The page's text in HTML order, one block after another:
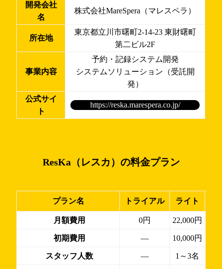
開発会社
名
株式会社MareSpera（マレスペラ）
所在地
東京都立川市曙町2-14-23 東財曙町
第二ビル2F
事業内容
予約・記録システム開発
システムソリューション（受託開
発）
公式サイ
ト
https://reska.marespera.co.jp/
ResKa（レスカ）の料金プラン
プラン名 トライアル ライト
月額費用 0円 22,000円
初期費用 ― 10,000円
スタッフ人数 ― 1～3名